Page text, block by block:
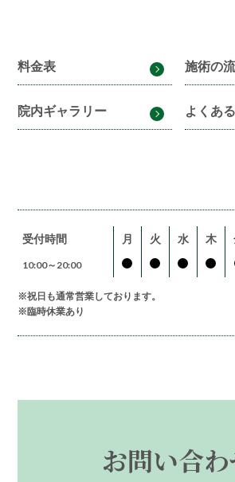
料金表 施術の
院内ギャラリー よくあ
受付時間 月 火 水 木
10:00～20:00
※祝日も通常営業しております。
※臨時休業あり
お問い合